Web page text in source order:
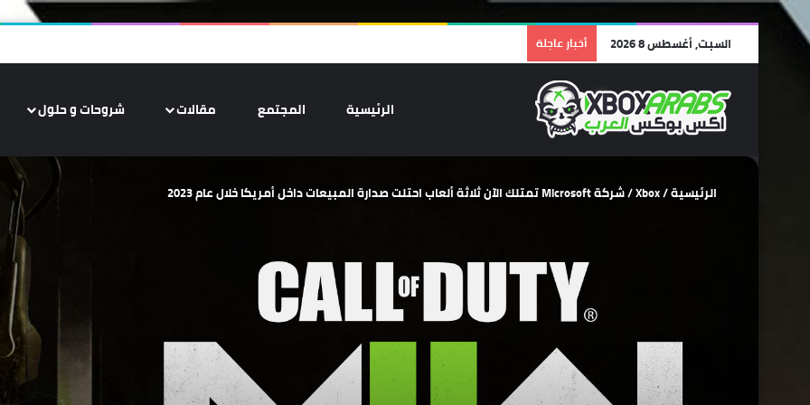
السبت, أغسطس 8 2026 أخبار عاجلة
الرئيسية المجتمع مقالات شروحات و حلول
الرئيسية/
Xbox
/شركة Microsoft تمتلك الآن ثلاثة ألعاب احتلت صدارة المبيعات داخل أمريكا خلال عام 2023